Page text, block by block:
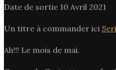
Date de sortie 10 Avril 2021
Un titre à commander ici
Ah!!! Le mois de mai.